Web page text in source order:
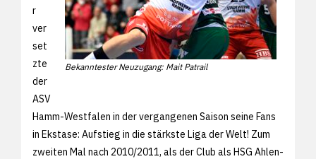
Bekanntester Neuzugang: Mait Patrail
r
ver
set
zte
der
ASV
Hamm-Westfalen in der vergangenen Saison seine Fans
in Ekstase: Aufstieg in die stärkste Liga der Welt! Zum
zweiten Mal nach 2010/2011, als der Club als HSG Ahlen-